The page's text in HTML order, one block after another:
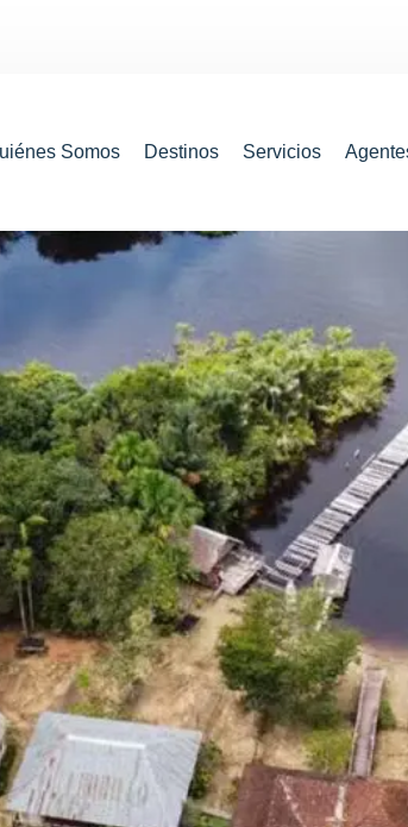
Somos Destinos Servicios